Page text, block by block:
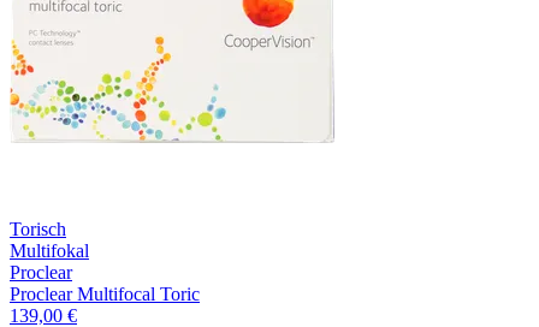
Torisch
Multifokal
Proclear
Proclear Multifocal Toric
139,00 €